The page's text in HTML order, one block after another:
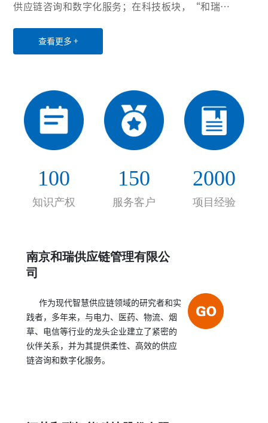
供应链咨询和数字化服务；在科技板块，“和瑞智
业互联网三大领域，致力于为世界各地用户提供创
经验以及高效优质的售后服务，公司业务已覆盖全
国20余个省份和直辖市，并与电力、医药、水务、
第三方物流等行业的众多龙头企业建立了长期稳定
绩效提高。
查看更多 +
100
知识产权
150
服务客户
2000
项目经验
南京和瑞供应链管理有限公
司
作为现代智慧供应链领域的研究者和实
践者，多年来，与电力、医药、物流、烟
草、电信等行业的龙头企业建立了紧密的
伙伴关系，并为其提供柔性、高效的供应
链咨询和数字化服务。